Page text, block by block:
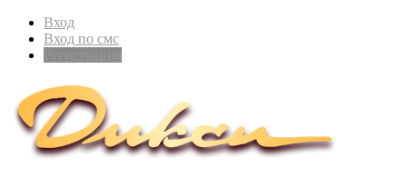
Вход
Вход по смс